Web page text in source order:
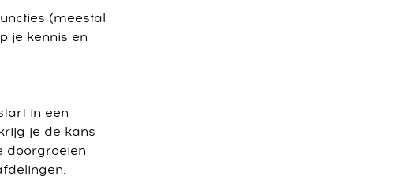
(meestal
je kennis en
in een
je de kans
doorgroeien